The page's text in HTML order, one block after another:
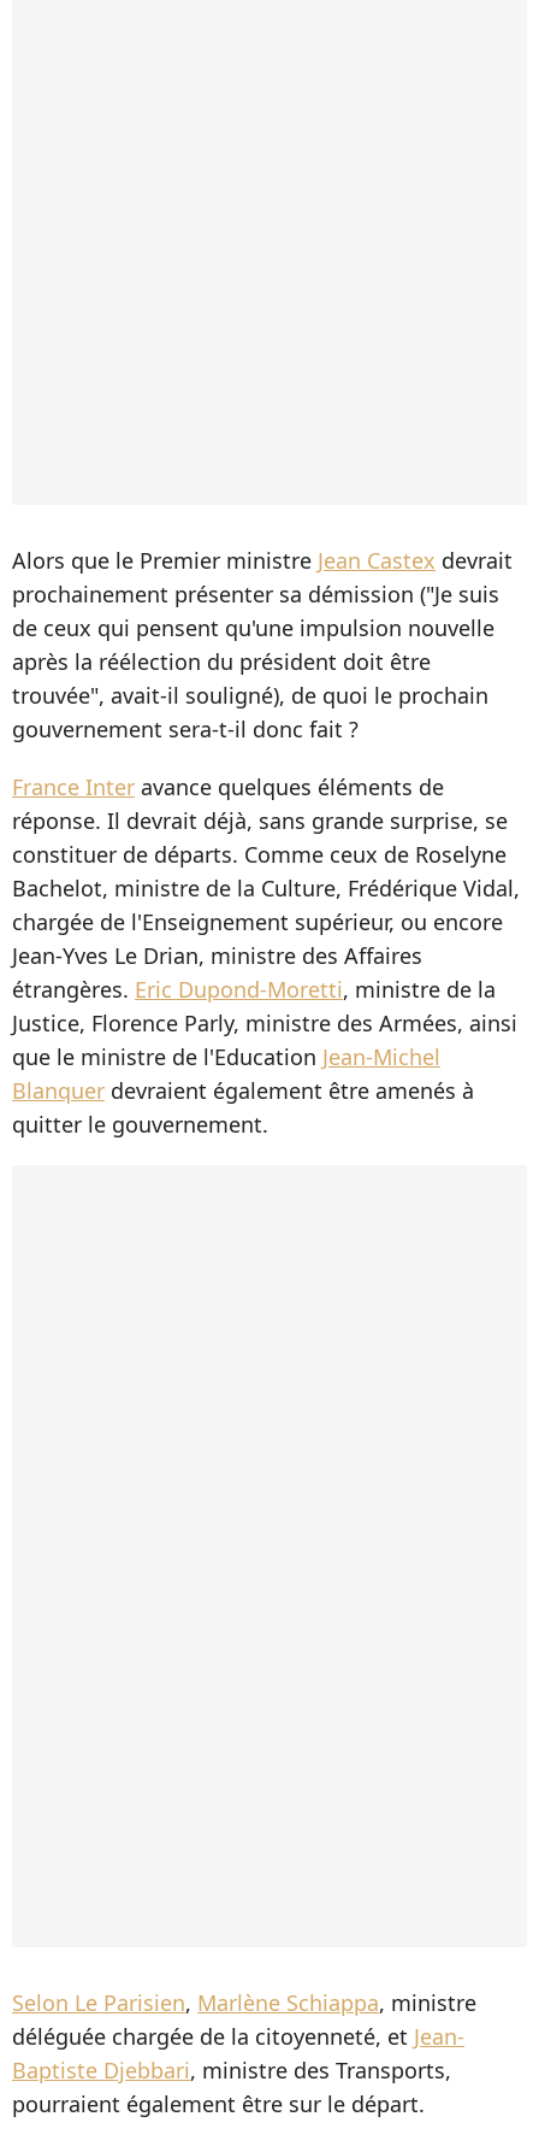
Alors que le Premier ministre Jean Castex devrait
prochainement présenter sa démission ("Je suis
de ceux qui pensent qu'une impulsion nouvelle
après la réélection du président doit être
trouvée", avait-il souligné), de quoi le prochain
gouvernement sera-t-il donc fait ?
France Inter avance quelques éléments de
réponse. Il devrait déjà, sans grande surprise, se
constituer de départs. Comme ceux de Roselyne
Bachelot, ministre de la Culture, Frédérique Vidal,
chargée de l'Enseignement supérieur, ou encore
Jean-Yves Le Drian, ministre des Affaires
étrangères. Eric Dupond-Moretti, ministre de la
Justice, Florence Parly, ministre des Armées, ainsi
que le ministre de l'Education Jean-Michel
Blanquer devraient également être amenés à
quitter le gouvernement.
Selon Le Parisien, Marlène Schiappa, ministre
déléguée chargée de la citoyenneté, et Jean-
Baptiste Djebbari, ministre des Transports,
pourraient également être sur le départ.